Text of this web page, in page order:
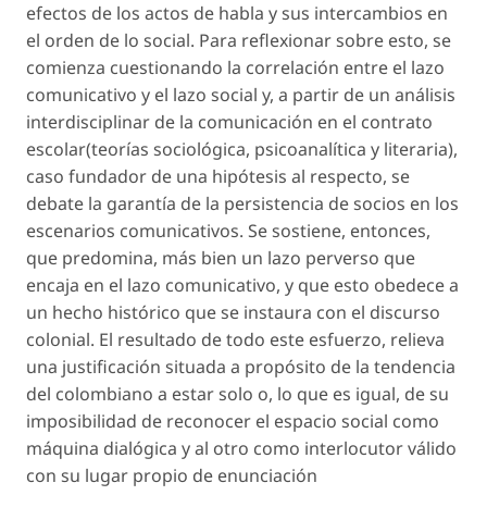
efectos de los actos de habla y sus intercambios en
el orden de lo social. Para reflexionar sobre esto, se
comienza cuestionando la correlación entre el lazo
comunicativo y el lazo social y, a partir de un análisis
interdisciplinar de la comunicación en el contrato
escolar(teorías sociológica, psicoanalítica y literaria),
caso fundador de una hipótesis al respecto, se
debate la garantía de la persistencia de socios en los
escenarios comunicativos. Se sostiene, entonces,
que predomina, más bien un lazo perverso que
encaja en el lazo comunicativo, y que esto obedece a
un hecho histórico que se instaura con el discurso
colonial. El resultado de todo este esfuerzo, relieva
una justificación situada a propósito de la tendencia
del colombiano a estar solo o, lo que es igual, de su
imposibilidad de reconocer el espacio social como
máquina dialógica y al otro como interlocutor válido
con su lugar propio de enunciación